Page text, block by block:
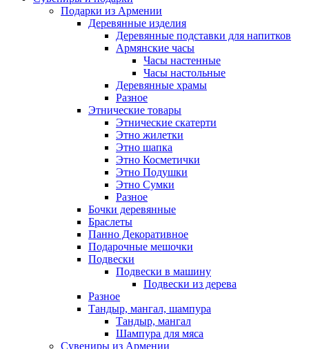
Подарки из Армении
Деревянные изделия
Деревянные подставки для напитков
Армянские часы
Часы настенные
Часы настольные
Деревянные храмы
Разное
Этнические товары
Этнические скатерти
Этно жилетки
Этно шапка
Этно Косметички
Этно Подушки
Этно Сумки
Разное
Бочки деревянные
Браслеты
Панно Декоративное
Подарочные мешочки
Подвески
Подвески в машину
Подвески из дерева
Разное
Тандыр, мангал, шампура
Тандыр, мангал
Шампура для мяса
Сувениры из Армении